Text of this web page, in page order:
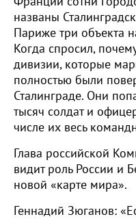
названы
Париже три объекта
Когда спросил,
дивизии, которые
полностью были
Сталинграде. Они
тысяч солдат и
числе их весь
Глава российской
видит роль России и
новой «карте мира».
Геннадий Зюганов: